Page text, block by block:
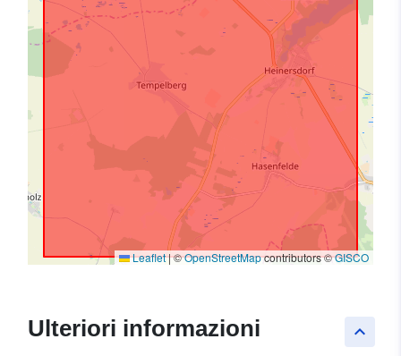
Leaflet|©OpenStreetMapcontributors ©GISCO
keyboard_arrow_up
Ulteriori informazioni